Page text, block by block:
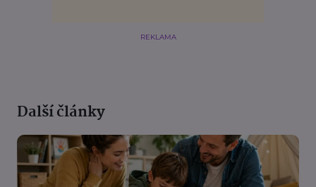
REKLAMA
Další články